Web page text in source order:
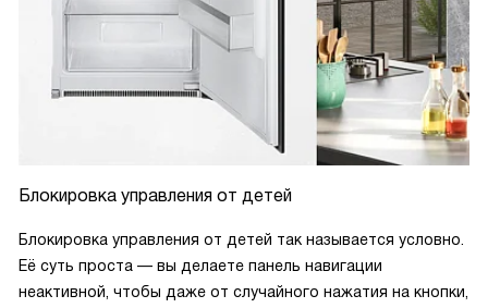
Блокировка управления от детей
Блокировка управления от детей так называется условно.
Её суть проста — вы делаете панель навигации
неактивной, чтобы даже от случайного нажатия на кнопки,